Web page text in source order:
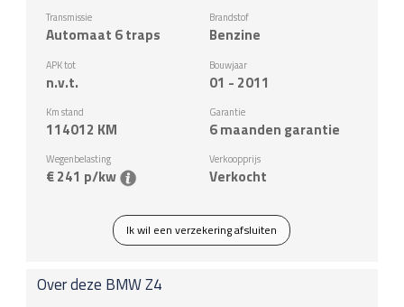
Transmissie
Automaat 6 traps
Brandstof
Benzine
APK tot
n.v.t.
Bouwjaar
01 - 2011
Km stand
114012 KM
Garantie
6 maanden garantie
Wegenbelasting
€ 241 p/kw
Verkoopprijs
Verkocht
Ik wil een verzekering afsluiten
Over deze BMWZ4